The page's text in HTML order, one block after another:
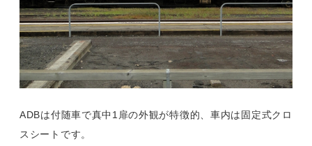
ADBは付随車で真中1扉の外観が特徴的、車内は固定式クロ
スシートです。